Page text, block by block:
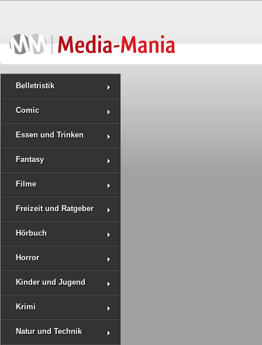
Belletristik
Comic
Essen und Trinken
Fantasy
Filme
Freizeit und Ratgeber
Hörbuch
Horror
Kinder und Jugend
Krimi
Natur und Technik